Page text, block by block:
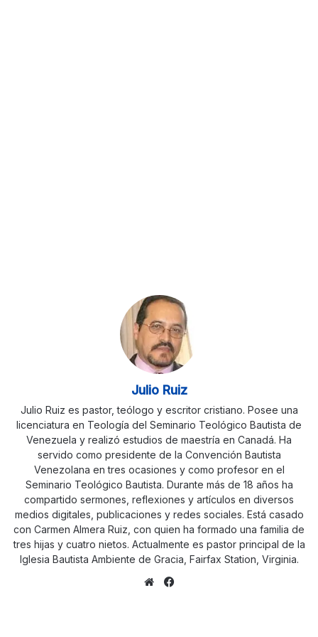
Julio Ruiz
Julio Ruiz es pastor, teólogo y escritor cristiano. Posee una
licenciatura en Teología del Seminario Teológico Bautista de
Venezuela y realizó estudios de maestría en Canadá. Ha
servido como presidente de la Convención Bautista
Venezolana en tres ocasiones y como profesor en el
Seminario Teológico Bautista. Durante más de 18 años ha
compartido sermones, reflexiones y artículos en diversos
medios digitales, publicaciones y redes sociales. Está casado
con Carmen Almera Ruiz, con quien ha formado una familia de
tres hijas y cuatro nietos. Actualmente es pastor principal de la
Iglesia Bautista Ambiente de Gracia, Fairfax Station, Virginia.
Sitio